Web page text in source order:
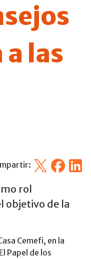
las
X Facebook
rol
objetivo de la
Cemefi, en la
Papel de los